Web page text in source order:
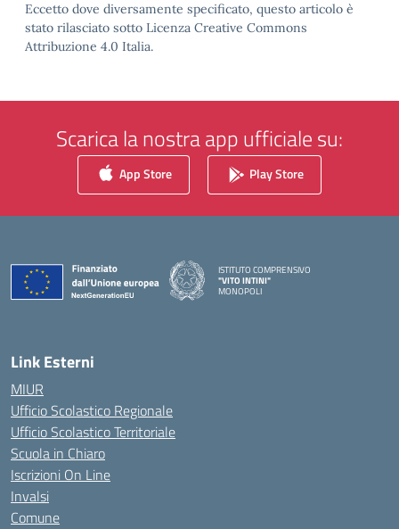
Eccetto dove diversamente specificato, questo articolo è
stato rilasciato sotto Licenza Creative Commons
Attribuzione 4.0 Italia.
Scarica la nostra app ufficiale su:
App Store Play Store
ISTITUTO COMPRENSIVO
"VITO INTINI"
MONOPOLI
Link Esterni
MIUR
Ufficio Scolastico Regionale
Ufficio Scolastico Territoriale
Scuola in Chiaro
Iscrizioni On Line
Invalsi
Comune